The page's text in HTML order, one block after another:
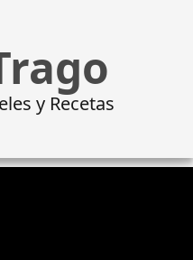
y Recetas